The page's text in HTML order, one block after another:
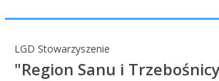
LGD Stowarzyszenie
"Region Sanu i Trzebośnicy